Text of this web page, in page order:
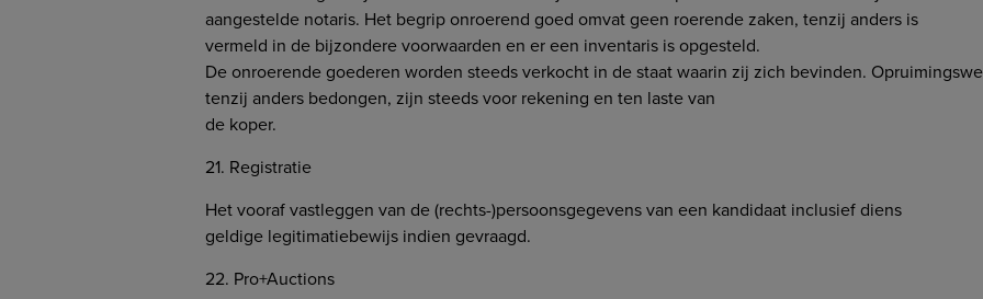
aangestelde notaris. Het begrip onroerend goed omvat geen roerende zaken, tenzij anders is
vermeld in de bijzondere voorwaarden en er een inventaris is opgesteld.
De onroerende goederen worden steeds verkocht in de staat waarin zij zich bevinden.
tenzij anders bedongen, zijn steeds voor rekening en ten laste van
de koper.
21. Registratie
Het vooraf vastleggen van de (rechts-)persoonsgegevens van een kandidaat inclusief diens
geldige legitimatiebewijs indien gevraagd.
22. Pro+Auctions